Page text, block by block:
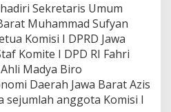
Sekretaris Umum
Muhammad Sufyan
Komisi I DPRD Jawa
Komite I DPD RI Fahri
Madya Biro
Daerah Jawa Barat Azis
sejumlah anggota Komisi I